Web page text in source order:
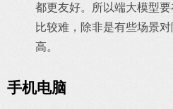
都更友好。所以端大模型
比较难，除非是有些场景
高。
手机电脑